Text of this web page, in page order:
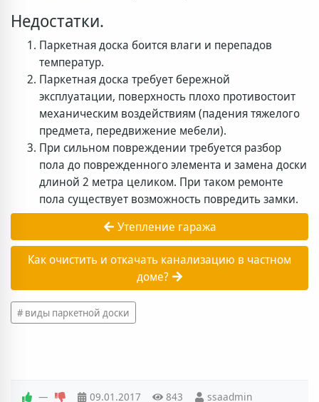
Недостатки.
Паркетная доска боится влаги и перепадов
температур.
Паркетная доска требует бережной
эксплуатации, поверхность плохо противостоит
механическим воздействиям (падения тяжелого
предмета, передвижение мебели).
При сильном повреждении требуется разбор
пола до поврежденного элемента и замена доски
длиной 2 метра целиком. При таком ремонте
пола существует возможность повредить замки.
Утепление гаража
Как очистить и откачать канализацию в частном
доме?
виды паркетной доски
— 09.01.2017 843 ssaadmin